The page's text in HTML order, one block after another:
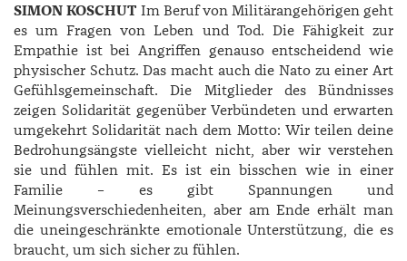
SIMON KOSCHUT Im Beruf von Militärangehörigen geht
es um Fragen von Leben und Tod. Die Fähigkeit zur
Empathie ist bei Angriffen genauso entscheidend wie
physischer Schutz. Das macht auch die Nato zu einer Art
Gefühlsgemeinschaft. Die Mitglieder des Bündnisses
zeigen Solidarität gegenüber Verbündeten und erwarten
umgekehrt Solidarität nach dem Motto: Wir teilen deine
Bedrohungsängste vielleicht nicht, aber wir verstehen
sie und fühlen mit. Es ist ein bisschen wie in einer
Familie – es gibt Spannungen und
Meinungsverschiedenheiten, aber am Ende erhält man
die uneingeschränkte emotionale Unterstützung, die es
braucht, um sich sicher zu fühlen.